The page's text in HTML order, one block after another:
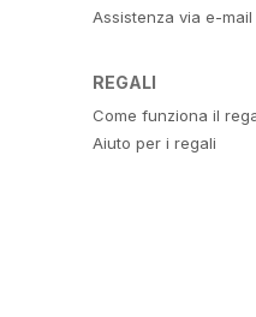
Assistenza via e-mail
REGALI
Come funziona il
Aiuto per i regali